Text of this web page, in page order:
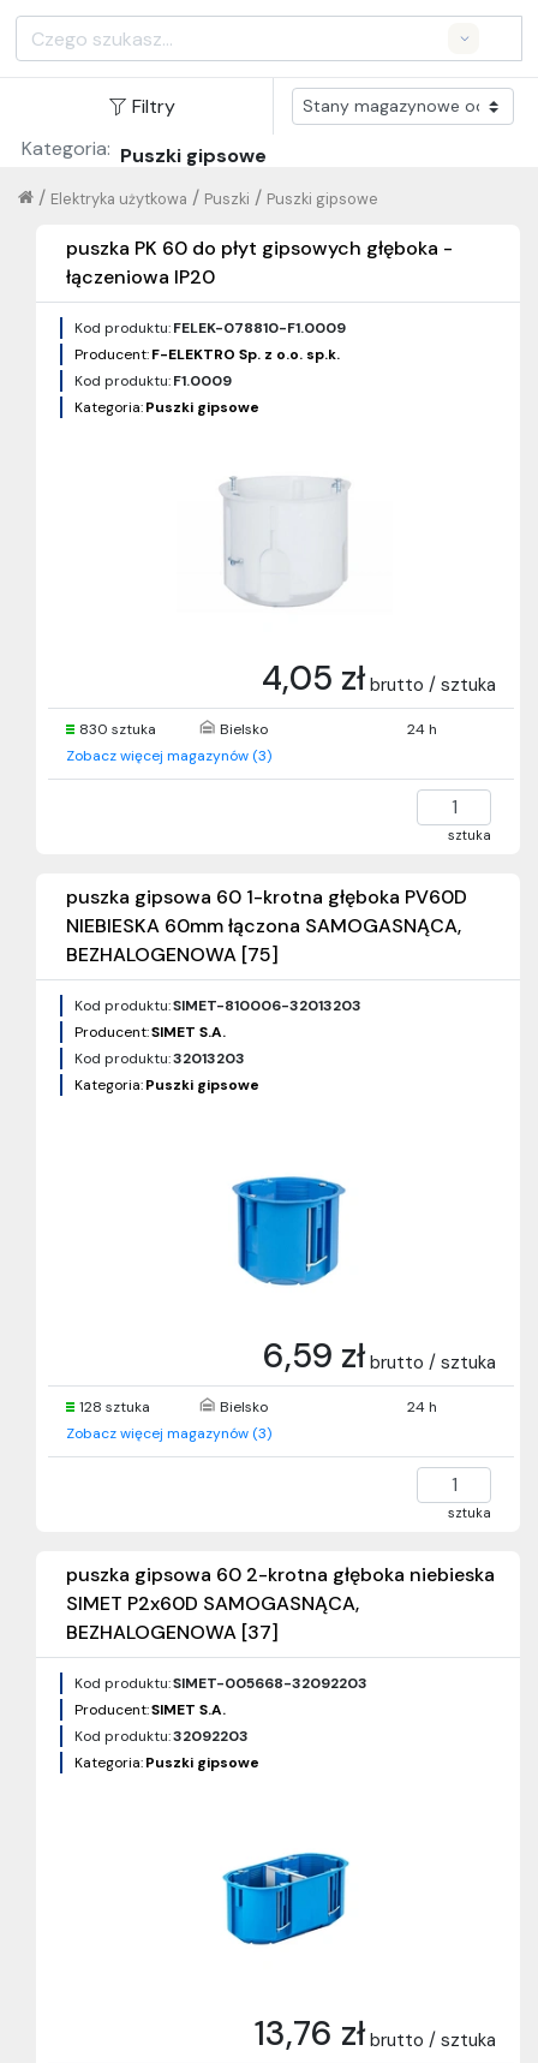
Search
Filtry
Kategoria: Puszki gipsowe
Puszki gipsowe
/
Puszki
/
Elektryka użytkowa
/
puszka PK 60 do płyt gipsowych głęboka -
łączeniowa IP20
Kod produktu:FELEK-078810-F1.0009
Producent:F-ELEKTRO Sp. z o.o. sp.k.
Kod produktu:F1.0009
Kategoria:Puszki gipsowe
4,05 zł brutto / sztuka
830 sztuka Bielsko
24 h
Zobacz więcej magazynów (3)
sztuka
puszka gipsowa 60 1-krotna głęboka PV60D
NIEBIESKA 60mm łączona SAMOGASNĄCA,
BEZHALOGENOWA [75]
Kod produktu:SIMET-810006-32013203
Producent:SIMET S.A.
Kod produktu:32013203
Kategoria:Puszki gipsowe
6,59 zł brutto / sztuka
128 sztuka Bielsko
24 h
Zobacz więcej magazynów (3)
sztuka
puszka gipsowa 60 2-krotna głęboka niebieska
SIMET P2x60D SAMOGASNĄCA,
BEZHALOGENOWA [37]
Kod produktu:SIMET-005668-32092203
Producent:SIMET S.A.
Kod produktu:32092203
Kategoria:Puszki gipsowe
13,76 zł brutto / sztuka